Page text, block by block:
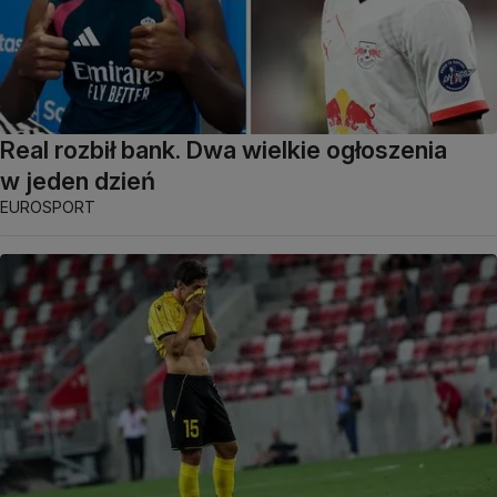
Real rozbił bank. Dwa wielkie ogłoszenia
w jeden dzień
EUROSPORT